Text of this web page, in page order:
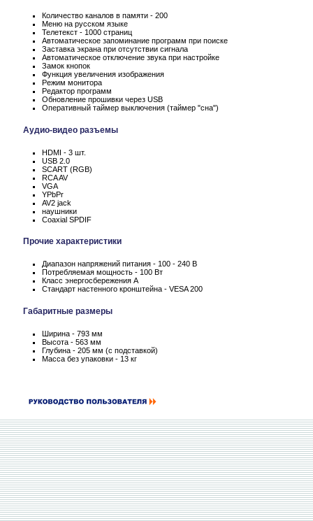
Количество каналов в памяти - 200
Меню на русском языке
Телетекст - 1000 страниц
Автоматическое запоминание программ при поиске
Заставка экрана при отсутствии сигнала
Автоматическое отключение звука при настройке
Замок кнопок
Функция увеличения изображения
Режим монитора
Редактор программ
Обновление прошивки через USB
Оперативный таймер выключения (таймер "сна")
Аудио-видео разъемы
HDMI - 3 шт.
USB 2.0
SCART (RGB)
RCA AV
VGA
YPbPr
AV2 jack
наушники
Coaxial SPDIF
Прочие характеристики
Диапазон напряжений питания - 100 - 240 В
Потребляемая мощность - 100 Вт
Класс энергосбережения А
Стандарт настенного кронштейна - VESA 200
Габаритные размеры
Ширина - 793 мм
Высота - 563 мм
Глубина - 205 мм (с подставкой)
Масса без упаковки - 13 кг